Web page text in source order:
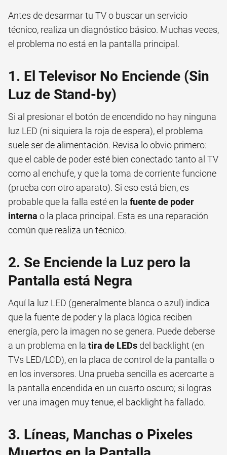
Antes de desarmar tu TV o buscar un servicio
técnico, realiza un diagnóstico básico. Muchas veces,
el problema no está en la pantalla principal.
1. El Televisor No Enciende (Sin
Luz de Stand-by)
Si al presionar el botón de encendido no hay ninguna
luz LED (ni siquiera la roja de espera), el problema
suele ser de alimentación. Revisa lo obvio primero:
que el cable de poder esté bien conectado tanto al TV
como al enchufe, y que la toma de corriente funcione
(prueba con otro aparato). Si eso está bien, es
probable que la falla esté en la fuente de poder
interna o la placa principal. Esta es una reparación
común que realiza un técnico.
2. Se Enciende la Luz pero la
Pantalla está Negra
Aquí la luz LED (generalmente blanca o azul) indica
que la fuente de poder y la placa lógica reciben
energía, pero la imagen no se genera. Puede deberse
a un problema en la tira de LEDs del backlight (en
TVs LED/LCD), en la placa de control de la pantalla o
en los inversores. Una prueba sencilla es acercarte a
la pantalla encendida en un cuarto oscuro; si logras
ver una imagen muy tenue, el backlight ha fallado.
3. Líneas, Manchas o Pixeles